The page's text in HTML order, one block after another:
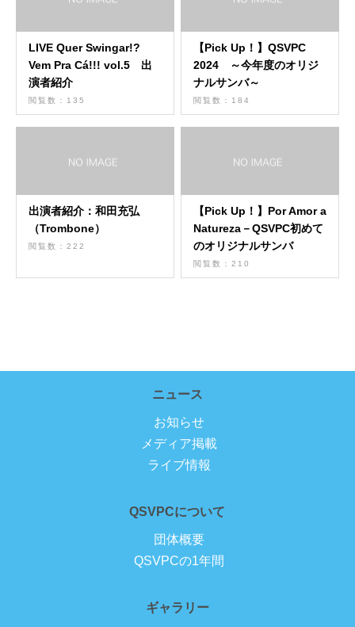
LIVE Quer Swingar!?
Vem Pra Cá!!! vol.5 出
演者紹介
閲覧数：135
【Pick Up！】QSVPC
2024 ～今年度のオリジ
ナルサンバ～
閲覧数：184
出演者紹介：和田充弘
（Trombone）
閲覧数：222
【Pick Up！】Por Amor a
Natureza－QSVPC初めて
のオリジナルサンバ
閲覧数：210
ニュース
お知らせ
メディア掲載
ライブ情報
QSVPCについて
団体概要
QSVPCの1年間
ギャラリー